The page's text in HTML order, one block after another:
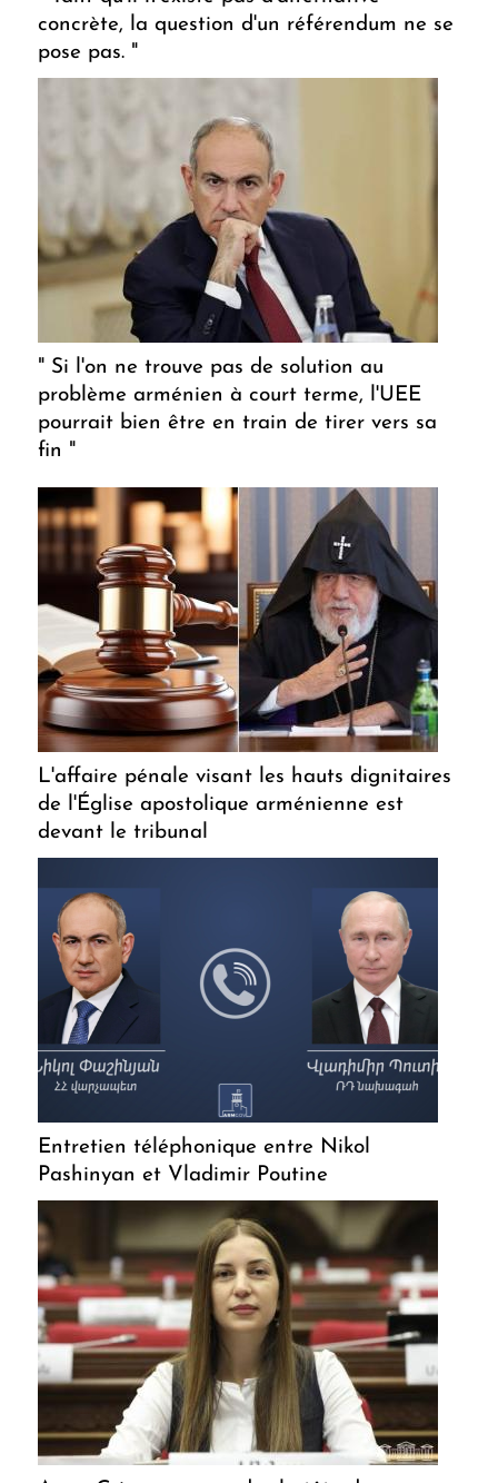
concrète, la question d'un référendum ne se
pose pas. "
" Si l'on ne trouve pas de solution au
problème arménien à court terme, l'UEE
pourrait bien être en train de tirer vers sa
fin "
L'affaire pénale visant les hauts dignitaires
de l'Église apostolique arménienne est
devant le tribunal
Entretien téléphonique entre Nikol
Pashinyan et Vladimir Poutine